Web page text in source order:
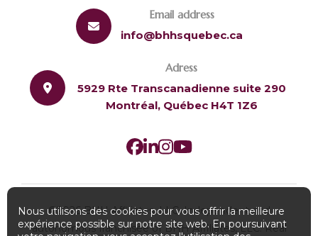
Email address
info@bhhsquebec.ca
Adress
5929 Rte Transcanadienne suite 290
Montréal, Québec H4T 1Z6
©2026 BHH Affiliates, LLC. Independent and
autonomous franchisee of BHH Affiliates, LLC. Real
Nous utilisons des cookies pour vous offrir la meilleure
expérience possible sur notre site web. En poursuivant